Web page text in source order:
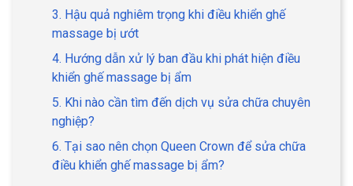
3. Hậu quả nghiêm trọng khi điều khiển ghế
massage bị ướt
4. Hướng dẫn xử lý ban đầu khi phát hiện điều
khiển ghế massage bị ẩm
5. Khi nào cần tìm đến dịch vụ sửa chữa chuyên
nghiệp?
6. Tại sao nên chọn Queen Crown để sửa chữa
điều khiển ghế massage bị ẩm?